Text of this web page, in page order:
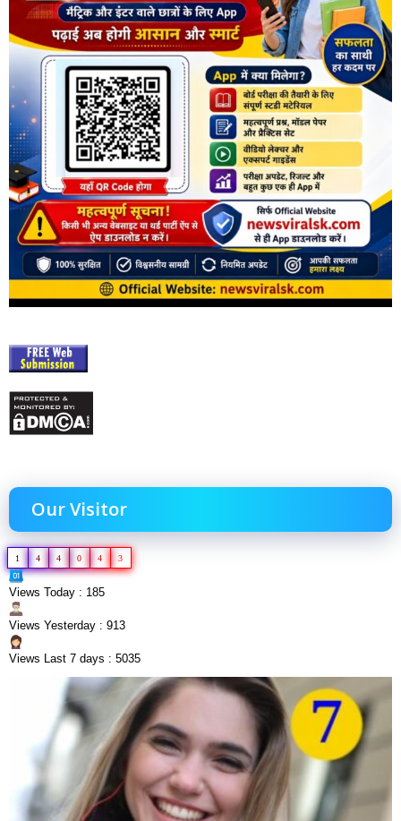
Our Visitor
1 4 4 0 4 3
Views Today : 185
Views Yesterday : 913
Views Last 7 days : 5035